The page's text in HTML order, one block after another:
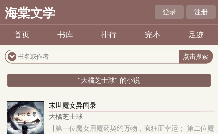
海棠文学 登录 注册
首页 书库 排行 完本 足迹
"大橘芝士球" 的小说
末世魔女异闻录
大橘芝士球
【第一位魔女用魔药契约万物，疯狂而幸运； 第二位魔